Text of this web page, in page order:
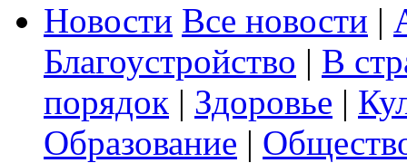
Новости Все новости |
Благоустройство | В
порядок | Здоровье |
Образование |